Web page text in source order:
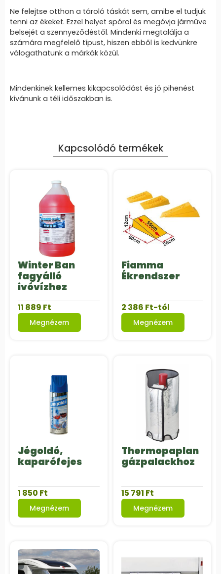
Ne felejtse otthon a tároló táskát sem, amibe el tudjuk
tenni az ékeket. Ezzel helyet spórol és megóvja járműve
belsejét a szennyeződéstől. Mindenki megtalálja a
számára megfelelő típust, hiszen ebből is kedvünkre
válogathatunk a márkák közül.
Mindenkinek kellemes kikapcsolódást és jó pihenést
kívánunk a téli időszakban is.
Kapcsolódó termékek
Winter Ban
fagyálló
ivóvízhez
11 889 Ft
Megnézem
Fiamma
Ékrendszer
2 386 Ft-tól
Megnézem
Jégoldó,
kaparófejes
1 850 Ft
Megnézem
Thermopaplan
gázpalackhoz
15 791 Ft
Megnézem